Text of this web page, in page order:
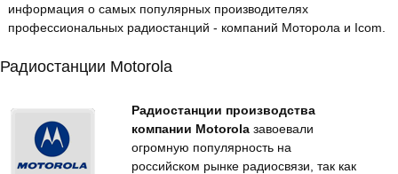
информация о самых популярных производителях
профессиональных радиостанций - компаний Моторола и Icom.
Радиостанции Motorola
Радиостанции производства
компании Motorola завоевали
огромную популярность на
российском рынке радиосвязи, так как